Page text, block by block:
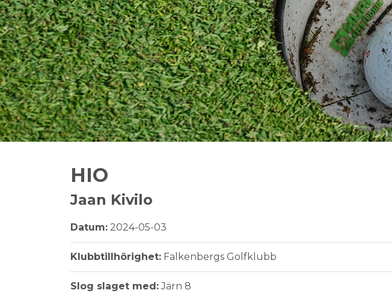
HIO
Jaan Kivilo
Datum: 2024-05-03
Klubbtillhörighet: Falkenbergs Golfklubb
Slog slaget med:Järn 8